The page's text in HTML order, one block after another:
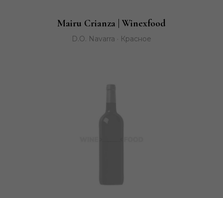
Mairu Crianza | Winexfood
D.O. Navarra · Красное